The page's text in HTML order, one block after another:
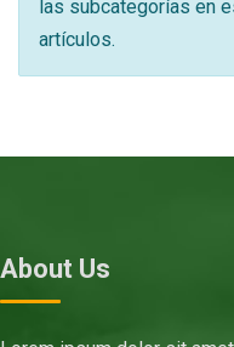
las subcategorías en
artículos.
About Us